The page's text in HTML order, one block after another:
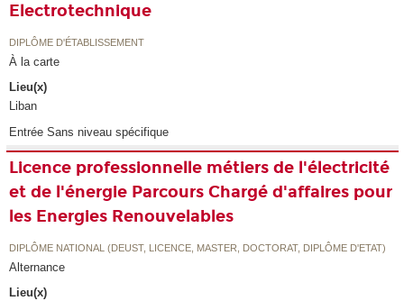
Electrotechnique
DIPLÔME D'ÉTABLISSEMENT
À la carte
Lieu(x)
Liban
Entrée Sans niveau spécifique
Licence professionnelle métiers de l'électricité
et de l'énergie Parcours Chargé d'affaires pour
les Energies Renouvelables
DIPLÔME NATIONAL (DEUST, LICENCE, MASTER, DOCTORAT, DIPLÔME D'ETAT)
Alternance
Lieu(x)